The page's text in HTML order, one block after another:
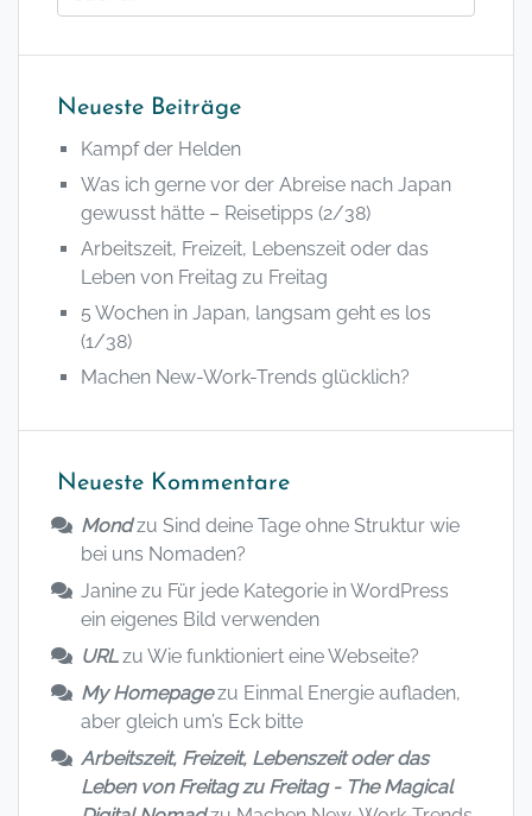
Neueste Beiträge
Kampf der Helden
Was ich gerne vor der Abreise nach Japan
gewusst hätte – Reisetipps (2/38)
Arbeitszeit, Freizeit, Lebenszeit oder das
Leben von Freitag zu Freitag
5 Wochen in Japan, langsam geht es los
(1/38)
Machen New-Work-Trends glücklich?
Neueste Kommentare
Mondzu Sind deine Tage ohne Struktur wie
bei uns Nomaden?
Janine zu Für jede Kategorie in WordPress
ein eigenes Bild verwenden
URLzu Wie funktioniert eine Webseite?
My Homepagezu Einmal Energie aufladen,
aber gleich um’s Eck bitte
Arbeitszeit, Freizeit, Lebenszeit oder das
Leben von Freitag zu Freitag - The Magical